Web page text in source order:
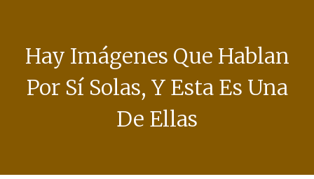
Hay Imágenes Que Hablan
Por Sí Solas, Y Esta Es Una
De Ellas